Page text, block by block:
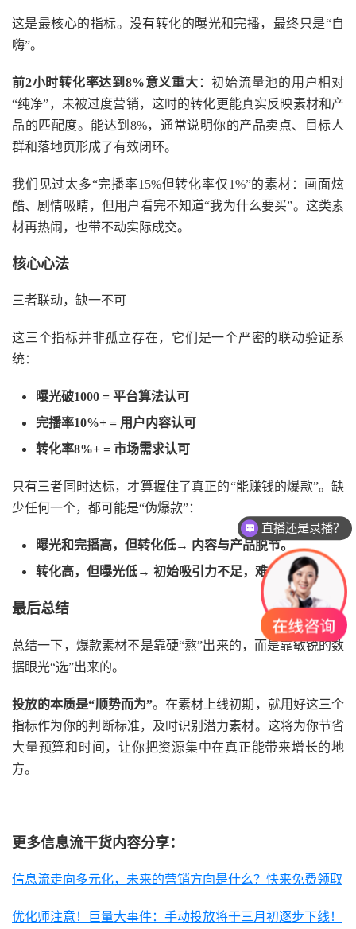
这是最核心的指标。没有转化的曝光和完播，最终只是“自
嗨”。
前2小时转化率达到8%意义重大 ：初始流量池的用户相对
“纯净”，未被过度营销，这时的转化更能真实反映素材和产
品的匹配度。能达到8%，通常说明你的产品卖点、目标人
群和落地页形成了有效闭环。
我们见过太多“完播率15%但转化率仅1%”的素材：画面炫
酷、剧情吸睛，但用户看完不知道“我为什么要买”。这类素
材再热闹，也带不动实际成交。
核心心法
三者联动，缺一不可
这三个指标并非孤立存在，它们是一个严密的联动验证系
统：
曝光破1000 = 平台算法认可
完播率10%+ = 用户内容认可
转化率8%+ = 市场需求认可
只有三者同时达标，才算握住了真正的“能赚钱的爆款”。缺
少任何一个，都可能是“伪爆款”：
曝光和完播高，但转化低→ 内容与产品脱节。
转化高，但曝光低→ 初始吸引力不足，难放量。
最后总结
总结一下，爆款素材不是靠硬“熬”出来的，而是靠敏锐的数
据眼光“选”出来的。
投放的本质是“顺势而为”。在素材上线初期，就用好这三个
指标作为你的判断标准，及时识别潜力素材。这将为你节省
大量预算和时间，让你把资源集中在真正能带来增长的地
方。
更多信息流干货内容分享：
信息流走向多元化，未来的营销方向是什么？快来免费领取
优化师注意！巨量大事件：手动投放将于三月初逐步下线！
直播还是录播？